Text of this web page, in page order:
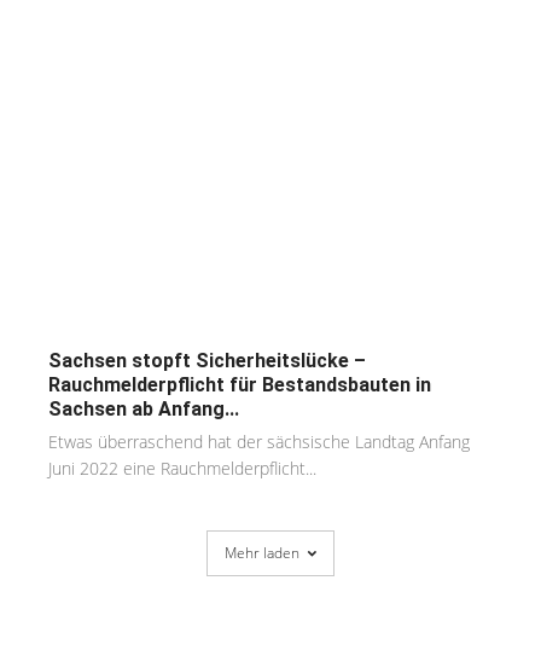
Sachsen stopft Sicherheitslücke –
Rauchmelderpflicht für Bestandsbauten in
Sachsen ab Anfang...
Etwas überraschend hat der sächsische Landtag Anfang
Juni 2022 eine Rauchmelderpflicht...
Mehr laden